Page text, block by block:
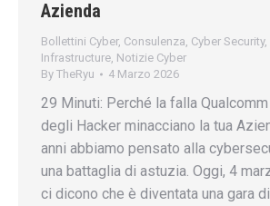
Azienda
Bollettini Cyber, Consulenza, Cyber Security,
Infrastructure, Notizie Cyber
By TheRyu 4 Marzo 2026
29 Minuti: Perché la falla
degli Hacker minacciano la tua
anni abbiamo pensato alla
una battaglia di astuzia. Oggi, 4
ci dicono che è diventata una gara